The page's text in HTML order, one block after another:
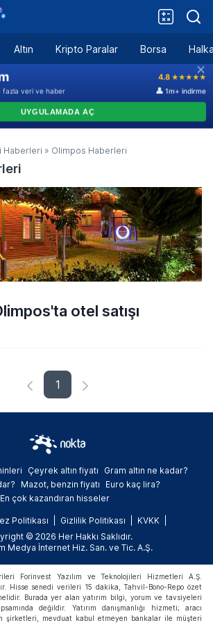
Altın Kripto Paralar Borsa
Haberleri » Olimpos Haberleri
otel satışı
1
Çeyrek altın fiyatı
Gram altın ne kadar?
Mazot, benzin fiyatı
Euro kaç lira?
En çok kazandıran hisseler
Politikası Gizlilik Politikası
KVKK
© 2026 Her Hakkı Saklıdır.
Medya İnternet Hiz. San. ve Tic. A.Ş.
Forinvest Yazılım ve Teknolojileri Hizmetleri A.Ş.
Hisse senedi verileri 15 dakika, Tahvil-Bono-Repo özet
Burada yer alan yatırım bilgi, yorum ve tavsiyeleri
değildir. Yatırım danışmanlığı hizmeti; aracı
şirketleri, mevduat kabul etmeyen bankalar ile müşteri